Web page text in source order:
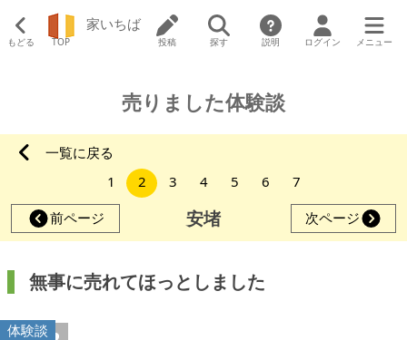
もどる TOP
家いちば
投稿 探す 説明 ログイン メニュー
売りました体験談
一覧に戻る
1
2 3 4 5 6
7
前ページ
安堵 次ページ
無事に売れてほっとしました
体験談